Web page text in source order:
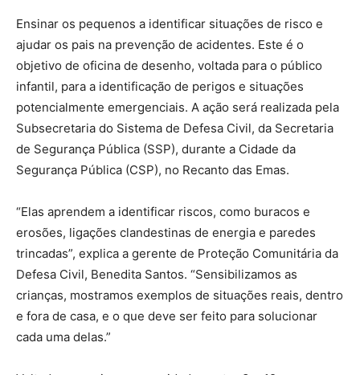
Ensinar os pequenos a identificar situações de risco e
ajudar os pais na prevenção de acidentes. Este é o
objetivo de oficina de desenho, voltada para o público
infantil, para a identificação de perigos e situações
potencialmente emergenciais. A ação será realizada pela
Subsecretaria do Sistema de Defesa Civil, da Secretaria
de Segurança Pública (SSP), durante a Cidade da
Segurança Pública (CSP), no Recanto das Emas.
“Elas aprendem a identificar riscos, como buracos e
erosões, ligações clandestinas de energia e paredes
trincadas”, explica a gerente de Proteção Comunitária da
Defesa Civil, Benedita Santos. “Sensibilizamos as
crianças, mostramos exemplos de situações reais, dentro
e fora de casa, e o que deve ser feito para solucionar
cada uma delas.”